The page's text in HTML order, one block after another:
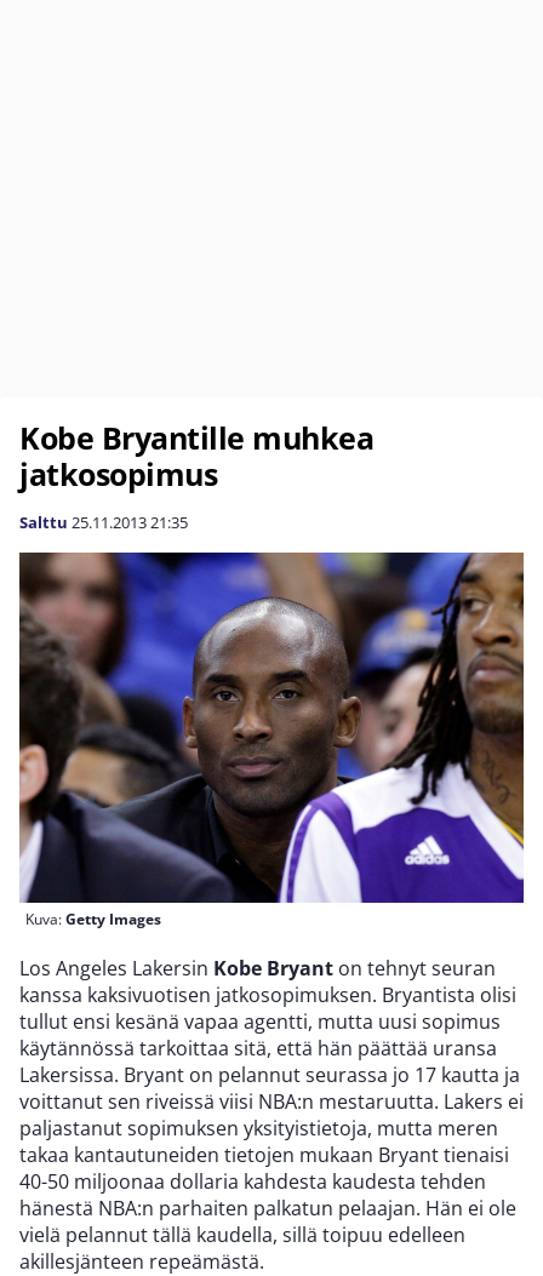
Kobe Bryantille muhkea
jatkosopimus
Salttu 25.11.201321:35
Kuva:Getty Images
Los Angeles Lakersin Kobe Bryant on tehnyt seuran
kanssa kaksivuotisen jatkosopimuksen. Bryantista olisi
tullut ensi kesänä vapaa agentti, mutta uusi sopimus
käytännössä tarkoittaa sitä, että hän päättää uransa
Lakersissa. Bryant on pelannut seurassa jo 17 kautta ja
voittanut sen riveissä viisi NBA:n mestaruutta. Lakers ei
paljastanut sopimuksen yksityistietoja, mutta meren
takaa kantautuneiden tietojen mukaan Bryant tienaisi
40-50 miljoonaa dollaria kahdesta kaudesta tehden
hänestä NBA:n parhaiten palkatun pelaajan. Hän ei ole
vielä pelannut tällä kaudella, sillä toipuu edelleen
akillesjänteen repeämästä.